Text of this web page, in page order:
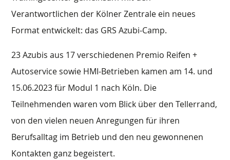
Verantwortlichen der Kölner Zentrale ein neues
Format entwickelt: das GRS Azubi-Camp.
23 Azubis aus 17 verschiedenen Premio Reifen +
Autoservice sowie HMI-Betrieben kamen am 14. und
15.06.2023 für Modul 1 nach Köln. Die
Teilnehmenden waren vom Blick über den Tellerrand,
von den vielen neuen Anregungen für ihren
Berufsalltag im Betrieb und den neu gewonnenen
Kontakten ganz begeistert.